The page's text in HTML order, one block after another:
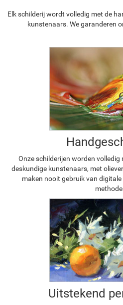
Elk schilderij wordt volledig met de
kunstenaars. We garanderen
Onze schilderijen worden
deskundige kunstenaars, met
maken nooit gebruik van
Uitstekend